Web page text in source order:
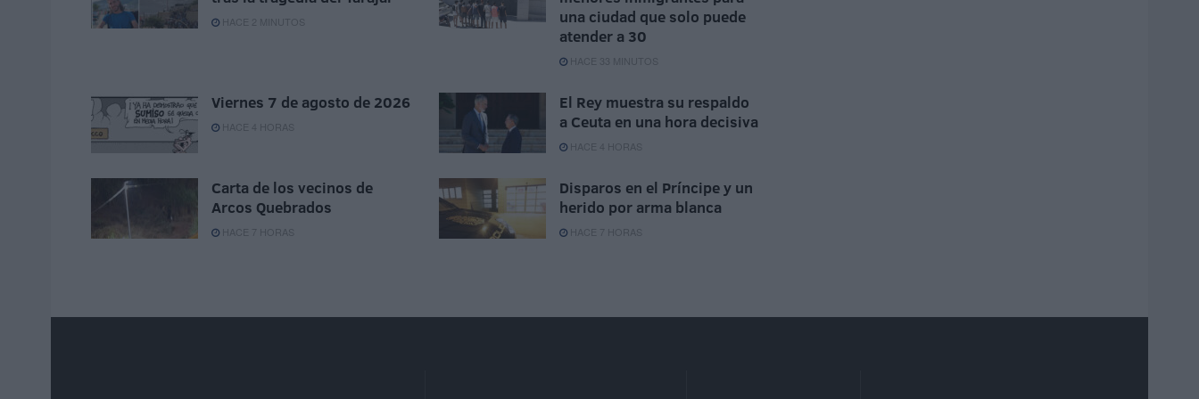
HACE 2 MINUTOS
una ciudad que solo puede
atender a 30
HACE 33 MINUTOS
Viernes 7 de agosto de 2026
HACE 4 HORAS
El Rey muestra su respaldo
a Ceuta en una hora decisiva
HACE 4 HORAS
Carta de los vecinos de
Arcos Quebrados
HACE 7 HORAS
Disparos en el Príncipe y un
herido por arma blanca
HACE 7 HORAS